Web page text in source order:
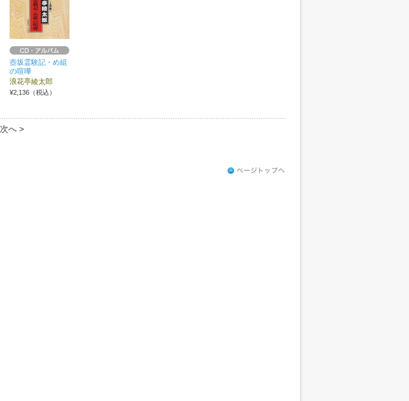
壺坂霊験記・め組
の喧嘩
浪花亭綾太郎
¥2,136（税込）
次へ >